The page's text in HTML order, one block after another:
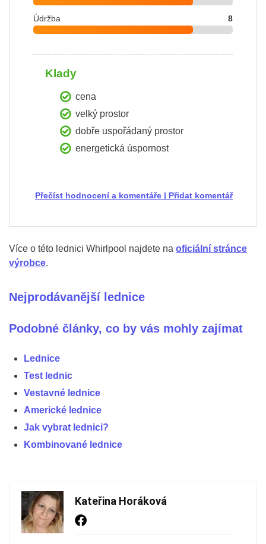
Údržba 8
Klady
cena
velký prostor
dobře uspořádaný prostor
energetická úspornost
Přidat komentář
|
Přečíst hodnocení a komentáře
Více o této lednici Whirlpool najdete na oficiální stránce
výrobce.
Nejprodávanější lednice
Podobné články, co by vás mohly zajímat
Lednice
Test lednic
Vestavné lednice
Americké lednice
Jak vybrat lednici?
Kombinované lednice
Kateřina Horáková